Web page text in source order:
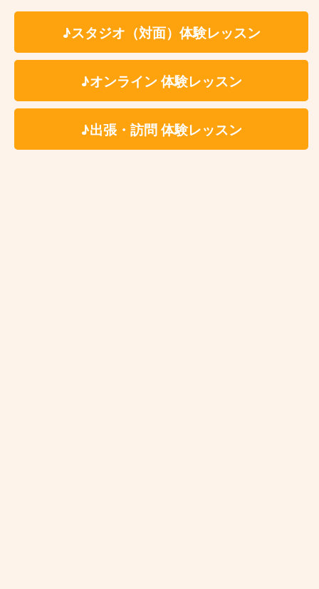
♪スタジオ（対面）体験レッスン
♪オンライン 体験レッスン
♪出張・訪問 体験レッスン
そ、ピアノを始める理由
【バイオリン】上達しない人の共通点3選と「独学の壁」を乗り越える練習法
【ドラム講師紹介】中野ケイト｜カサメミュージックスクール
【マリンバ講師紹介】村田倫樹｜カサメミュージックスクール